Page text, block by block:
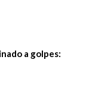
a golpes: